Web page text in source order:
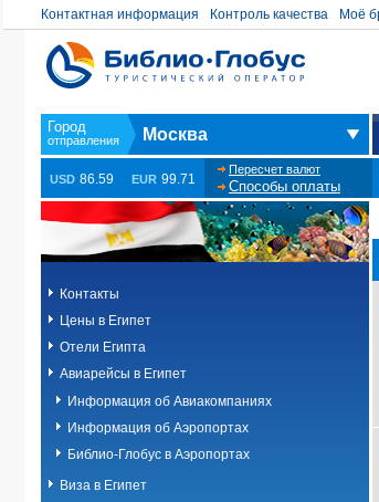
Контактная информация Контроль качества Моё
Москва
USD 86.59 EUR 99.71
Пересчет валют
Способы оплаты
Контакты
Цены в Египет
Отели Египта
Авиарейсы в Египет
Информация об Авиакомпаниях
Информация об Аэропортах
Библио-Глобус в Аэропортах
Виза в Египет